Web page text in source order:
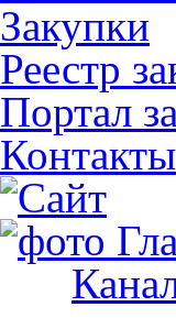
Закупки
Реестр
Портал
Контакты